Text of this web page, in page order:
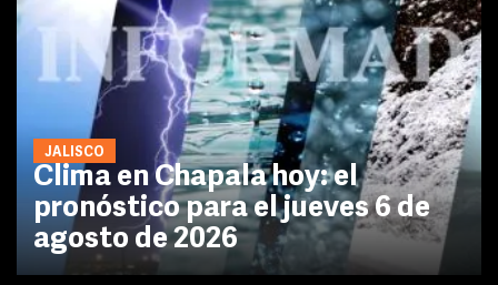
JALISCO
Clima en Chapala hoy: el
pronóstico para el jueves 6 de
agosto de 2026